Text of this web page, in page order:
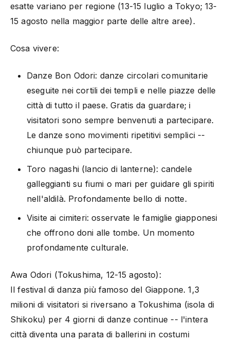
esatte variano per regione (13-15 luglio a Tokyo; 13-
15 agosto nella maggior parte delle altre aree).
Cosa vivere:
Danze Bon Odori: danze circolari comunitarie
eseguite nei cortili dei templi e nelle piazze delle
città di tutto il paese. Gratis da guardare; i
visitatori sono sempre benvenuti a partecipare.
Le danze sono movimenti ripetitivi semplici --
chiunque può partecipare.
Toro nagashi (lancio di lanterne): candele
galleggianti su fiumi o mari per guidare gli spiriti
nell'aldilà. Profondamente bello di notte.
Visite ai cimiteri: osservate le famiglie giapponesi
che offrono doni alle tombe. Un momento
profondamente culturale.
Awa Odori (Tokushima, 12-15 agosto):
Il festival di danza più famoso del Giappone. 1,3
milioni di visitatori si riversano a Tokushima (isola di
Shikoku) per 4 giorni di danze continue -- l'intera
città diventa una parata di ballerini in costumi